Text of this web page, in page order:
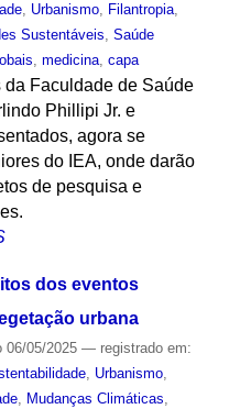
, Urbanismo, Filantropia,
Sustentáveis, Saúde
, medicina, capa
da Faculdade de Saúde
Phillipi Jr. e
agora se
do IEA, onde darão
de pesquisa e
dos eventos
urbana
06/05/2025 — registrado em:
, Urbanismo,
, Mudanças Climáticas,